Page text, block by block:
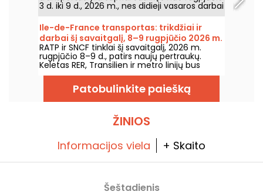
3 d. iki 9 d., 2026 m., nes didieji vasaros darbai
itin smarkiai paveikia kai kurias linijas,
praneša RATP ir SNCF.
Ile-de-France transportas: trikdžiai ir
darbai šį savaitgalį, 8–9 rugpjūčio 2026 m.
RATP ir SNCF tinklai šį savaitgalį, 2026 m.
rugpjūčio 8–9 d., patirs naujų pertraukų.
Keletas RER, Transilien ir metro linijų bus
paveiktos darbų ir laikino sustojimo;
pateikiame viską, ką reikia žinoti, kad
galėtumėte iš anksto suplanuoti keliones.
Patobulinkite paiešką
ŽINIOS
Informacijos viela + Skaito
Šeštadienis